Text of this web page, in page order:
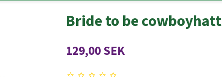
Bride to be cowboyhatt
129,00 SEK